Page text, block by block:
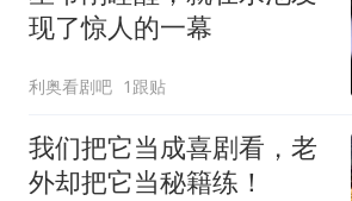
现了惊人的一幕
利奥看剧吧 1跟贴
我们把它当成喜剧看，老
外却把它当秘籍练！